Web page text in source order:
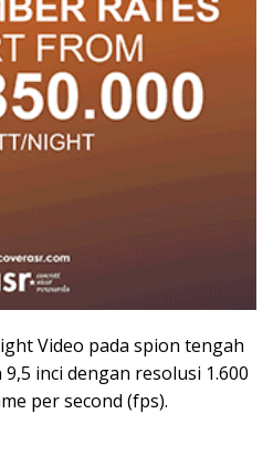
Video pada spion tengah
inci dengan resolusi 1.600
per second (fps).